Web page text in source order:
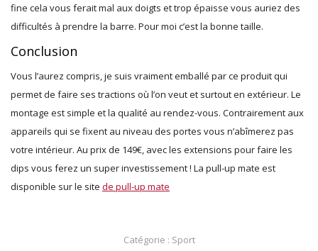
fine cela vous ferait mal aux doigts et trop épaisse vous auriez des
difficultés à prendre la barre. Pour moi c’est la bonne taille.
Conclusion
Vous l’aurez compris, je suis vraiment emballé par ce produit qui
permet de faire ses tractions où l’on veut et surtout en extérieur. Le
montage est simple et la qualité au rendez-vous. Contrairement aux
appareils qui se fixent au niveau des portes vous n’abîmerez pas
votre intérieur. Au prix de 149€, avec les extensions pour faire les
dips vous ferez un super investissement ! La pull-up mate est
disponible sur le site de pull-up mate
Catégorie : Sport